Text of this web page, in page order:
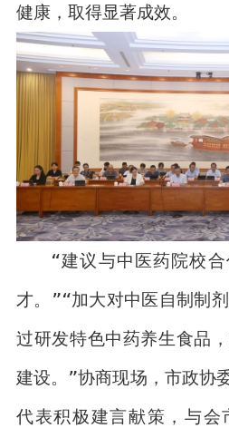
健康，取得显著成效。
“建议与中医药院校
才。”“加大对中医自制制
过研发特色中药养生食品
建设。”协商现场，市政协
代表积极建言献策，与会